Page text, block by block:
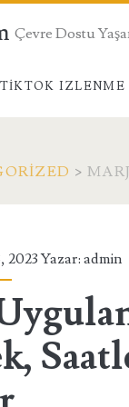
Çevre Dostu
TIKTOK IZLENME
>
2023 Yazar:admin